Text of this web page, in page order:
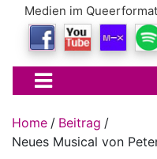
Medien im Queerformat
Home
Beitrag
Neues Musical von